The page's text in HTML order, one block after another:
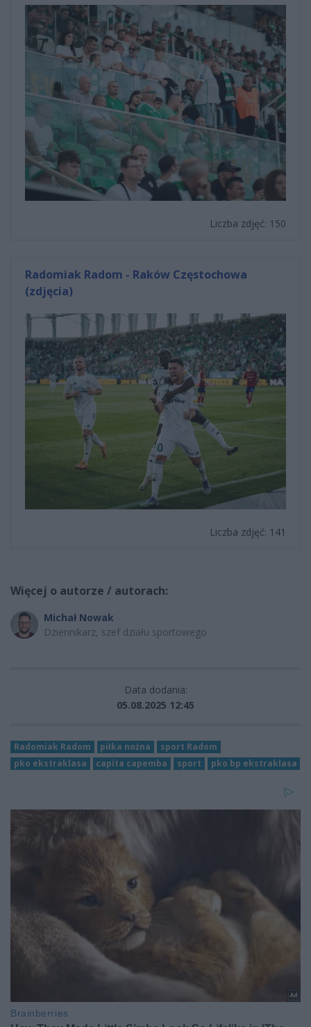
Liczba zdjęć: 150
Radomiak Radom - Raków Częstochowa
(zdjęcia)
Liczba zdjęć: 141
Więcej o autorze / autorach:
Michał Nowak
Dziennikarz, szef działu sportowego
Data dodania:
05.08.2025 12:45
Radomiak Radom piłka nożna
sport Radom
pko ekstraklasa
capita capemba sport pko bp ekstraklasa